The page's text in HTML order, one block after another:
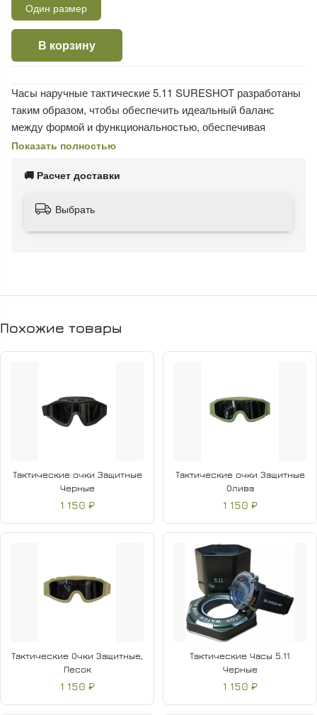
Один размер
В корзину
Часы наручные тактические 5.11 SURESHOT разработаны
таким образом, чтобы обеспечить идеальный баланс
между формой и функциональностью, обеспечивая
надежную работу и превосходную долговечность в любых
усовершенствования, позволяющие выдерживать даже
работы в условиях влажного климата, предлагая полную
функциональность независимо от вашего окружения.
Показать полностью
🚚 Расчет доставки
Выбрать
Похожие товары
Тактические очки Защитные
Черные
1 150 ₽
Тактические очки Защитные
Олива
1 150 ₽
Тактические Очки Защитные,
Песок
1 150 ₽
Тактические Часы 5.11
Черные
1 150 ₽